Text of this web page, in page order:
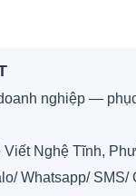
nghiệp —
Nghệ Tĩnh,
Whatsapp/ SMS/